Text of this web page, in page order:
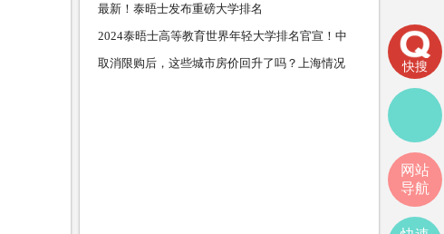
对公司业务
最新！泰晤士发布重磅大学排名
2024泰晤士高等教育世界年轻大学排名官宣！中
国香港高校
取消限购后，这些城市房价回升了吗？上海情况
快搜
网站
导航